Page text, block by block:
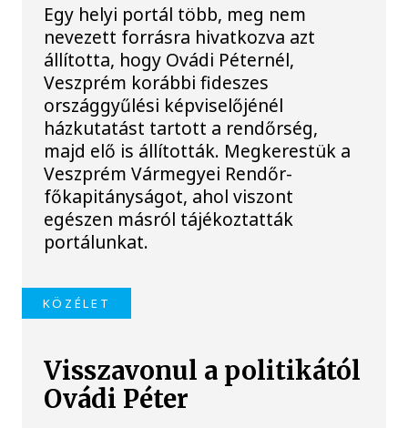
Egy helyi portál több, meg nem
nevezett forrásra hivatkozva azt
állította, hogy Ovádi Péternél,
Veszprém korábbi fideszes
országgyűlési képviselőjénél
házkutatást tartott a rendőrség,
majd elő is állították. Megkerestük a
Veszprém Vármegyei Rendőr-
főkapitányságot, ahol viszont
egészen másról tájékoztatták
portálunkat.
KÖZÉLET
Visszavonul a politikától
Ovádi Péter